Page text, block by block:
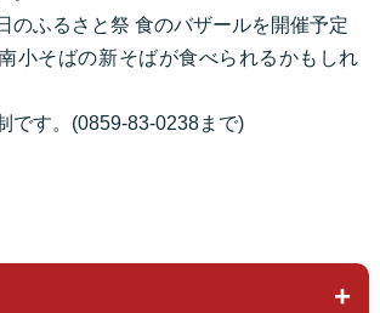
のふるさと祭 食のバザールを開催予定
小そばの新そばが食べられるかもしれ
です。(0859-83-0238まで)